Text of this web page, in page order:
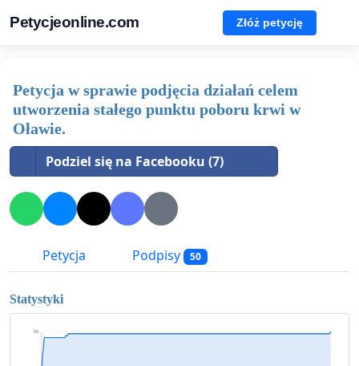
Petycjeonline.com Złóż petycję
Petycja w sprawie podjęcia działań celem
utworzenia stałego punktu poboru krwi w
Oławie.
Podziel się na Facebooku (7)
Petycja Podpisy 50
Statystyki
50